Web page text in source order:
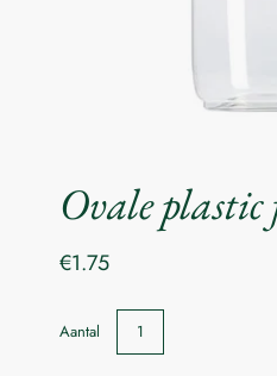
Ovale
€1.75
Aantal